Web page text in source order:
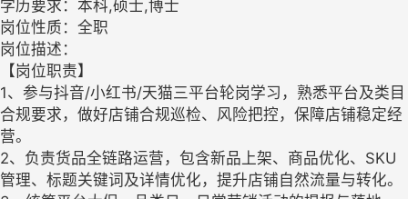
学历要求：本科,硕士,博士
岗位性质：全职
岗位描述：
【岗位职责】
1、参与抖音/小红书/天猫三平台轮岗学习，熟悉平台及类目
合规要求，做好店铺合规巡检、风险把控，保障店铺稳定经
营。
2、负责货品全链路运营，包含新品上架、商品优化、SKU
管理、标题关键词及详情优化，提升店铺自然流量与转化。